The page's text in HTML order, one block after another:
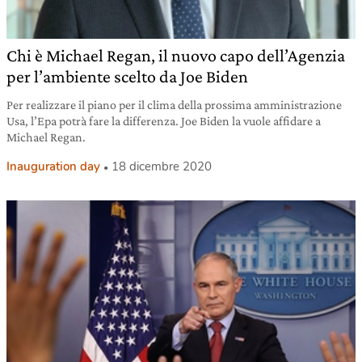
Chi è Michael Regan, il nuovo capo dell’Agenzia
per l’ambiente scelto da Joe Biden
Per realizzare il piano per il clima della prossima amministrazione
Usa, l’Epa potrà fare la differenza. Joe Biden la vuole affidare a
Michael Regan.
Inauguration day 18 dicembre 2020